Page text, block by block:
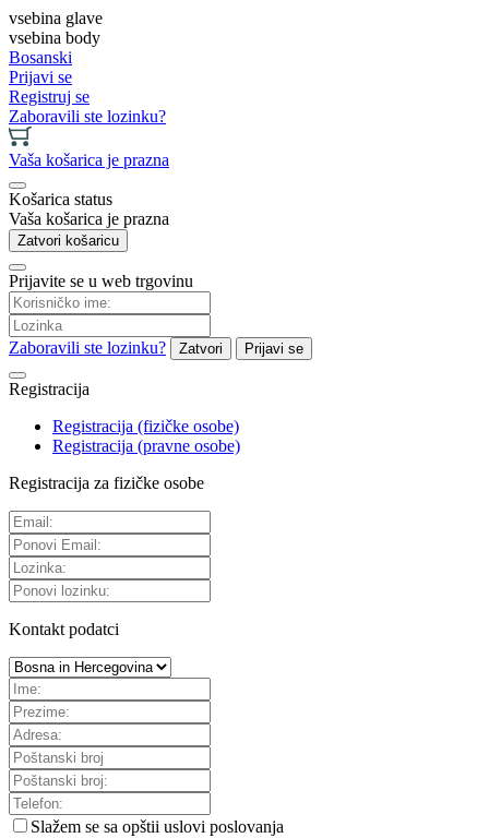
vsebina glave
vsebina body
Bosanski
Prijavi se
Registruj se
Zaboravili ste lozinku?
Vaša košarica je prazna
Košarica status
Vaša košarica je prazna
Zatvori košaricu
Prijavite se u web trgovinu
Zaboravili ste lozinku? Zatvori Prijavi se
Registracija
Registracija (fizičke osobe)
Registracija (pravne osobe)
Registracija za fizičke osobe
Kontakt podatci
Slažem se sa opštii uslovi poslovanja